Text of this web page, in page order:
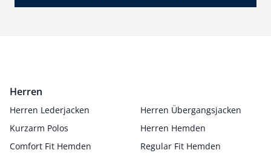
Herren
Herren Lederjacken
Herren Übergangsjacken
Kurzarm Polos
Herren Hemden
Comfort Fit Hemden
Regular Fit Hemden